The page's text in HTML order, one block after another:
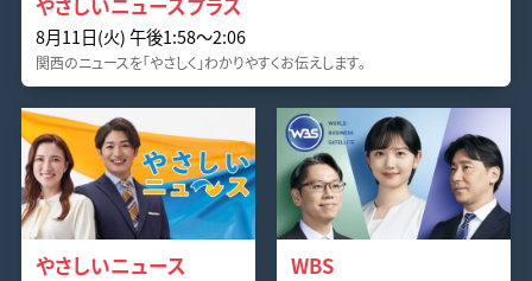
やさしいニュースプラス
8月11日(火) 午後1:58〜2:06
関西のニュースを「やさしく」わかりやすくお伝えします。
やさしいニュース WBS